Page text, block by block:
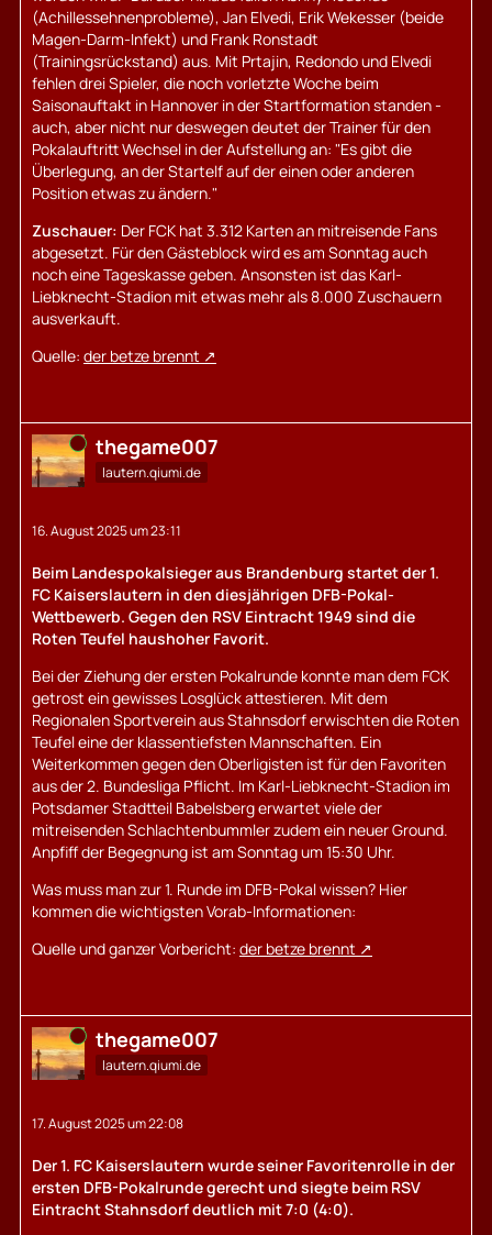
(Achillessehnenprobleme), Jan Elvedi, Erik Wekesser (beide
Magen-Darm-Infekt) und Frank Ronstadt
(Trainingsrückstand) aus. Mit Prtajin, Redondo und Elvedi
fehlen drei Spieler, die noch vorletzte Woche beim
Saisonauftakt in Hannover in der Startformation standen -
auch, aber nicht nur deswegen deutet der Trainer für den
Pokalauftritt Wechsel in der Aufstellung an: "Es gibt die
Überlegung, an der Startelf auf der einen oder anderen
Position etwas zu ändern."
Zuschauer: Der FCK hat 3.312 Karten an mitreisende Fans
abgesetzt. Für den Gästeblock wird es am Sonntag auch
noch eine Tageskasse geben. Ansonsten ist das Karl-
Liebknecht-Stadion mit etwas mehr als 8.000 Zuschauern
ausverkauft.
Quelle: der betze brennt
Online thegame007
lautern.qiumi.de
16. August 2025 um 23:11
Beim Landespokalsieger aus Brandenburg startet der 1.
FC Kaiserslautern in den diesjährigen DFB-Pokal-
Wettbewerb. Gegen den RSV Eintracht 1949 sind die
Roten Teufel haushoher Favorit.
Bei der Ziehung der ersten Pokalrunde konnte man dem FCK
getrost ein gewisses Losglück attestieren. Mit dem
Regionalen Sportverein aus Stahnsdorf erwischten die Roten
Teufel eine der klassentiefsten Mannschaften. Ein
Weiterkommen gegen den Oberligisten ist für den Favoriten
aus der 2. Bundesliga Pflicht. Im Karl-Liebknecht-Stadion im
Potsdamer Stadtteil Babelsberg erwartet viele der
mitreisenden Schlachtenbummler zudem ein neuer Ground.
Anpfiff der Begegnung ist am Sonntag um 15:30 Uhr.
Was muss man zur 1. Runde im DFB-Pokal wissen? Hier
kommen die wichtigsten Vorab-Informationen:
Quelle und ganzer Vorbericht: der betze brennt
Online thegame007
lautern.qiumi.de
17. August 2025 um 22:08
Der 1. FC Kaiserslautern wurde seiner Favoritenrolle in der
ersten DFB-Pokalrunde gerecht und siegte beim RSV
Eintracht Stahnsdorf deutlich mit 7:0 (4:0).